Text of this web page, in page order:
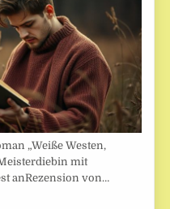
„Weiße Westen,
mit
anRezension von…